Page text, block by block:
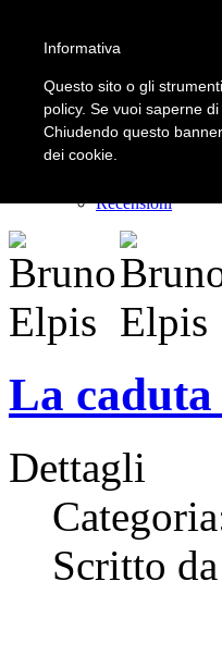
LOGIN | REGISTER
Home
Il carnevale dei
Recensioni
La caduta
Dettagli
Scritto da
Informativa
Questo sito o gli
policy. Se vuoi saperne
Chiudendo questo
dei cookie.